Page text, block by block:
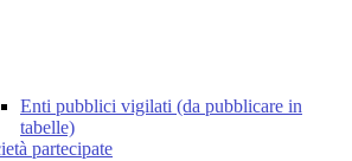
Enti pubblici vigilati (da pubblicare in
tabelle)
partecipate